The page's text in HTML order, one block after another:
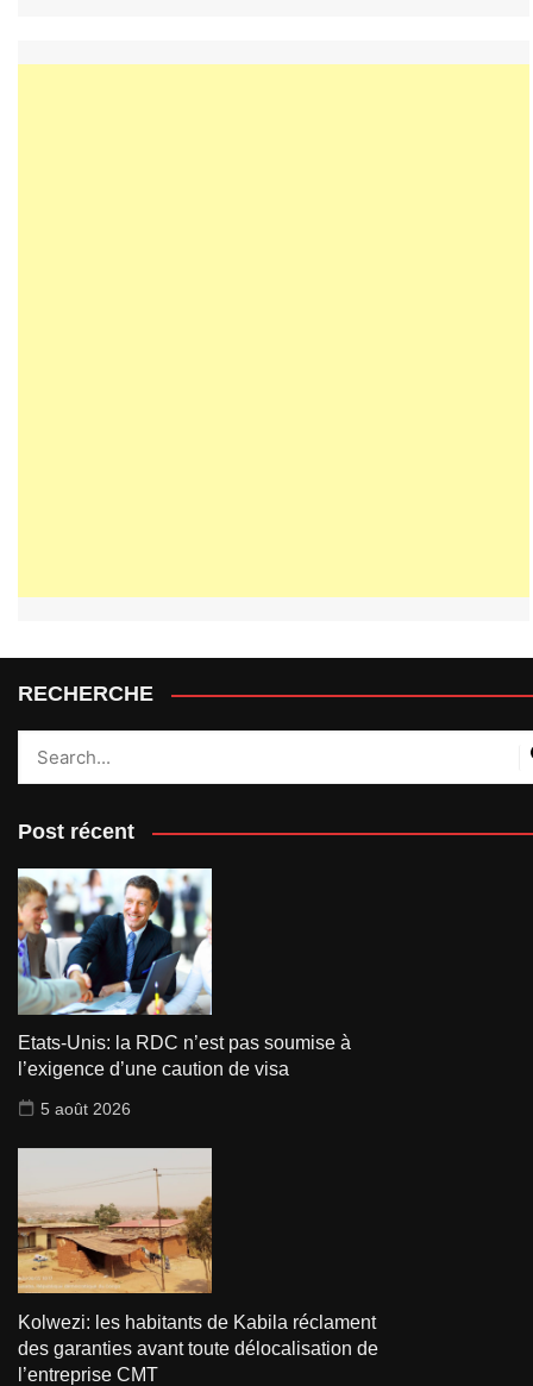
RECHERCHE
Post récent
Etats-Unis: la RDC n’est pas soumise à
l’exigence d’une caution de visa
5 août 2026
Kolwezi: les habitants de Kabila réclament
des garanties avant toute délocalisation de
l’entreprise CMT